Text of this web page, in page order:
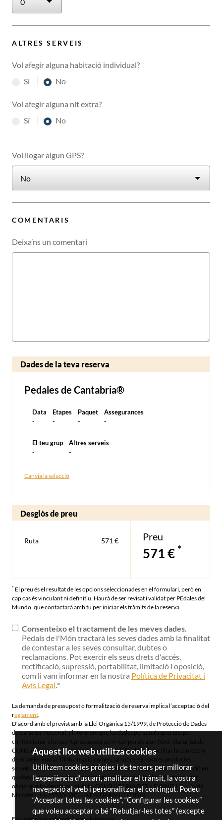
ALTRES SERVEIS
Vol afegir alguna habitació individual?
Sí
No
Vol afegir alguna nit extra?
Sí
No
Vol llogar algun GPS?
COMENTARIS
Deixa’ns un comentari
Dades de la teva reserva
Pedales de Cantabria®
Data
-
Etapes
-
Paquet
-
Assegurances
-
El teu grup
-
Altres serveis
-
Canvia la selecció
Desglòs de preu
Ruta 571 € Preu
571 € *
* El preu és el resultat de les opcions seleccionades en el formulari, però en
cap cas és vinculant ni definitiu. Haurà de ser revisat i validat per PEdales del
Mundo, que contactarà amb tu per iniciar els tràmits de la reserva.
Consenteixo el tractament de les meves dades.
Pedals de l'Món tractarà les seves dades amb la finalitat
de contestar a les seves consultar, dubtes o
reclamacions. Pot exercir els seus drets d'accés,
rectificació, supressió, portabilitat, limitació i oposició,
com li vam informar en la nostra Política de Privacitat i
Avís Legal.*
La demanda de pressupost o formalització de reserva implica l’acceptació del
reglament.
D’acord amb el previst amb la Llei Orgànica 15/1999, de Protecció de Dades
de Caràcter Personal, t’informem que les dades personals aportats per
confeccionar el present pressupost són incorporats a un fitxer titularitat de
CONSULTORIA DETH PIRINEU, S.L. amb la finalitat de facilitar la confecció
del mateix i enviar-li informació comercial sobre els nostres productes i
serveis. Poder exercir els drets d’accés, rectificació, cancel·lació i oposició en
qualsevol moment, mitjançant escrit, acompanyat de còpia de document
oficial que la identifiqui, dirigit a CONSULTORIA DETH PIRINEU, S.L. Avda.
Maladeta, 11-25530- VIELHA E MIJARAN (LLEIDA).
Aquest lloc web utilitza cookies
Utilitzem cookies pròpies i de tercers per millorar
l'experiència d'usuari, analitzar el trànsit, la vostra
navegació al web i personalitzar el contingut. Podeu
“Acceptar totes les cookies”, “Configurar les cookies”
que voleu acceptar o bé “Rebutjar-les totes” (excepte